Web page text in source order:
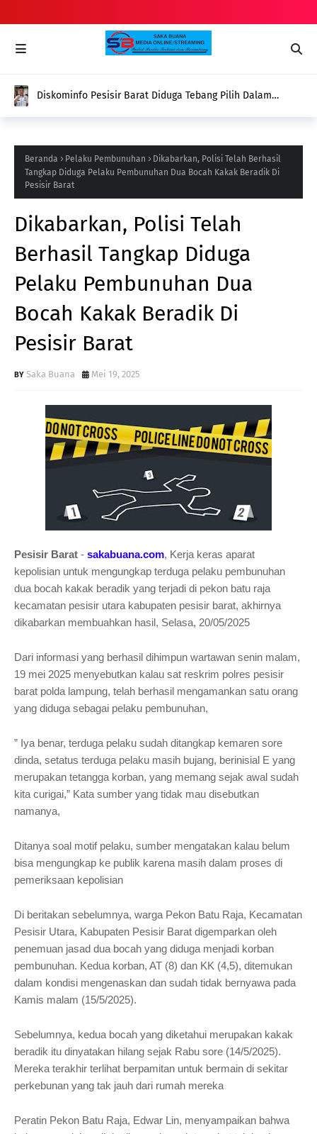
Diskominfo Pesisir Barat Diduga Tebang Pilih Dalam
Beranda Pelaku Pembunuhan
Dikabarkan, Polisi Telah Berhasil
Tangkap Diduga Pelaku Pembunuhan Dua Bocah Kakak Beradik Di
Pesisir Barat
Dikabarkan, Polisi Telah
Berhasil Tangkap Diduga
Pelaku Pembunuhan Dua
Bocah Kakak Beradik Di
Pesisir Barat
Saka Buana Mei 19, 2025
Pesisir Barat - sakabuana.com, Kerja keras aparat
kepolisian untuk mengungkap terduga pelaku pembunuhan
dua bocah kakak beradik yang terjadi di pekon batu raja
kecamatan pesisir utara kabupaten pesisir barat, akhirnya
dikabarkan membuahkan hasil, Selasa, 20/05/2025
Dari informasi yang berhasil dihimpun wartawan senin malam,
19 mei 2025 menyebutkan kalau sat reskrim polres pesisir
barat polda lampung, telah berhasil mengamankan satu orang
yang diduga sebagai pelaku pembunuhan,
” Iya benar, terduga pelaku sudah ditangkap kemaren sore
dinda, setatus terduga pelaku masih bujang, berinisial E yang
merupakan tetangga korban, yang memang sejak awal sudah
kita curigai,” Kata sumber yang tidak mau disebutkan
namanya,
Ditanya soal motif pelaku, sumber mengatakan kalau belum
bisa mengungkap ke publik karena masih dalam proses di
pemeriksaan kepolisian
Di beritakan sebelumnya, warga Pekon Batu Raja, Kecamatan
Pesisir Utara, Kabupaten Pesisir Barat digemparkan oleh
penemuan jasad dua bocah yang diduga menjadi korban
pembunuhan. Kedua korban, AT (8) dan KK (4,5), ditemukan
dalam kondisi mengenaskan dan sudah tidak bernyawa pada
Kamis malam (15/5/2025).
Sebelumnya, kedua bocah yang diketahui merupakan kakak
beradik itu dinyatakan hilang sejak Rabu sore (14/5/2025).
Mereka terakhir terlihat berpamitan untuk bermain di sekitar
perkebunan yang tak jauh dari rumah mereka
Peratin Pekon Batu Raja, Edwar Lin, menyampaikan bahwa